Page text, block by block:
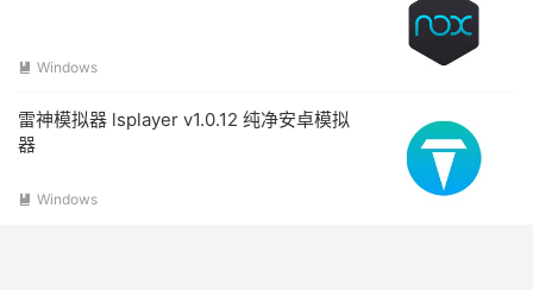
 Windows
雷神模拟器 lsplayer v1.0.12 纯净安卓模拟
器
 Windows